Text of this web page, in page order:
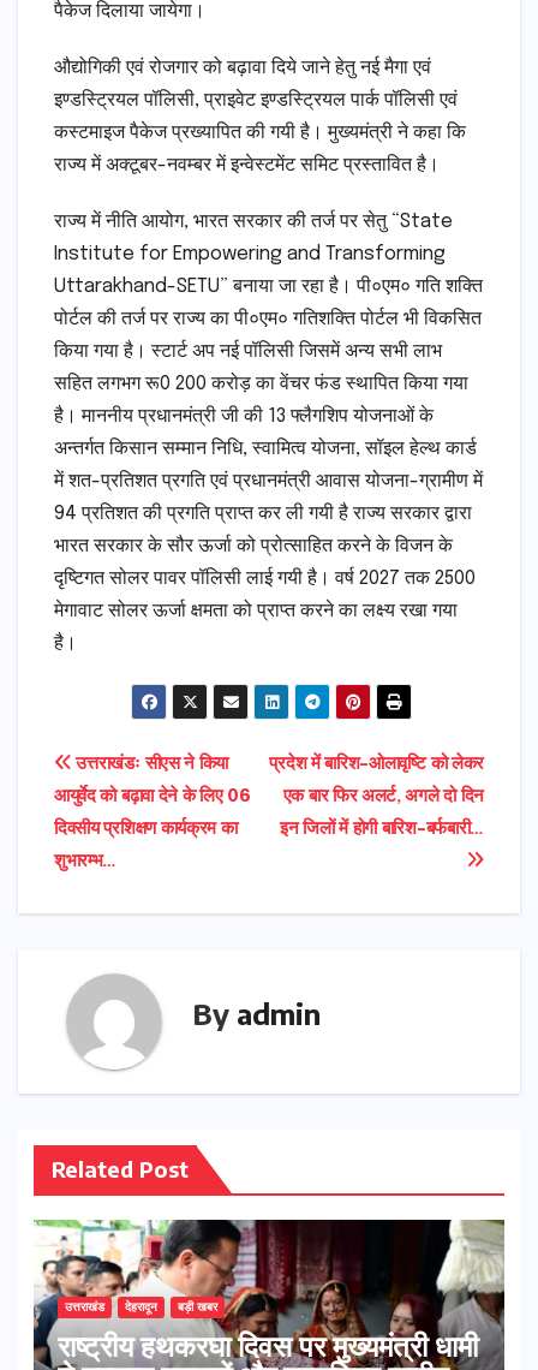
पैकेज दिलाया जायेगा।
औद्योगिकी एवं रोजगार को बढ़ावा दिये जाने हेतु नई मैगा एवं
इण्डस्ट्रियल पॉलिसी, प्राइवेट इण्डस्ट्रियल पार्क पॉलिसी एवं
कस्टमाइज पैकेज प्रख्यापित की गयी है। मुख्यमंत्री ने कहा कि
राज्य में अक्टूबर-नवम्बर में इन्वेस्टमेंट समिट प्रस्तावित है।
राज्य में नीति आयोग, भारत सरकार की तर्ज पर सेतु “State
Institute for Empowering and Transforming
Uttarakhand-SETU” बनाया जा रहा है। पी०एम० गति शक्ति
पोर्टल की तर्ज पर राज्य का पी०एम० गतिशक्ति पोर्टल भी विकसित
किया गया है। स्टार्ट अप नई पॉलिसी जिसमें अन्य सभी लाभ
सहित लगभग रू0 200 करोड़ का वेंचर फंड स्थापित किया गया
है। माननीय प्रधानमंत्री जी की 13 फ्लैगशिप योजनाओं के
अन्तर्गत किसान सम्मान निधि, स्वामित्व योजना, सॉइल हेल्थ कार्ड
में शत-प्रतिशत प्रगति एवं प्रधानमंत्री आवास योजना-ग्रामीण में
94 प्रतिशत की प्रगति प्राप्त कर ली गयी है राज्य सरकार द्वारा
भारत सरकार के सौर ऊर्जा को प्रोत्साहित करने के विजन के
दृष्टिगत सोलर पावर पॉलिसी लाई गयी है। वर्ष 2027 तक 2500
मेगावाट सोलर ऊर्जा क्षमता को प्राप्त करने का लक्ष्य रखा गया
है।
Post
navigation
प्रदेश में बारिश-ओलावृष्टि को लेकर
एक बार फिर अलर्ट, अगले दो दिन
इन जिलों में होगी बारिश-बर्फबारी…
उत्तराखंडः सीएस ने किया
आयुर्वेद को बढ़ावा देने के लिए 06
दिवसीय प्रशिक्षण कार्यक्रम का
शुभारम्भ…
By admin
Related Post
उत्तराखंड देहरादून बड़ी खबर
राष्ट्रीय हथकरघा दिवस पर मुख्यमंत्री धामी